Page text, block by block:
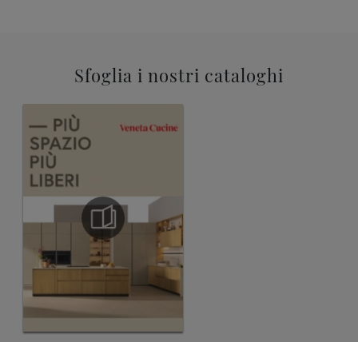
Sfoglia i nostri cataloghi